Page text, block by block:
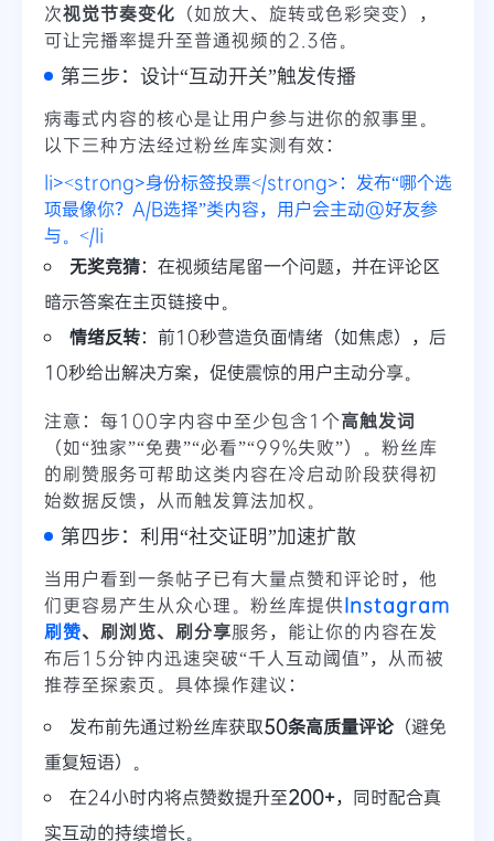
次视觉节奏变化 （如放大、旋转或色彩突变），
可让完播率提升至普通视频的2.3倍。
第三步：设计“互动开关”触发传播
病毒式内容的核心是让用户参与进你的叙事里。
以下三种方法经过粉丝库实测有效：
li><strong>身份标签投票</strong>：发布“哪个选
项最像你？A/B选择”类内容，用户会主动@好友参
与。</li
无奖竞猜：在视频结尾留一个问题，并在评论区
暗示答案在主页链接中。
情绪反转：前10秒营造负面情绪（如焦虑），后
10秒给出解决方案，促使震惊的用户主动分享。
注意：每100字内容中至少包含1个高触发词
（如“独家”“免费”“必看”“99%失败”）。粉丝库
的刷赞服务可帮助这类内容在冷启动阶段获得初
始数据反馈，从而触发算法加权。
第四步：利用“社交证明”加速扩散
当用户看到一条帖子已有大量点赞和评论时，他
们更容易产生从众心理。粉丝库提供Instagram
刷赞、刷浏览、刷分享服务，能让你的内容在发
布后15分钟内迅速突破“千人互动阈值”，从而被
推荐至探索页。具体操作建议：
发布前先通过粉丝库获取50条高质量评论 （避免
重复短语）。
在24小时内将点赞数提升至200+，同时配合真
实互动的持续增长。